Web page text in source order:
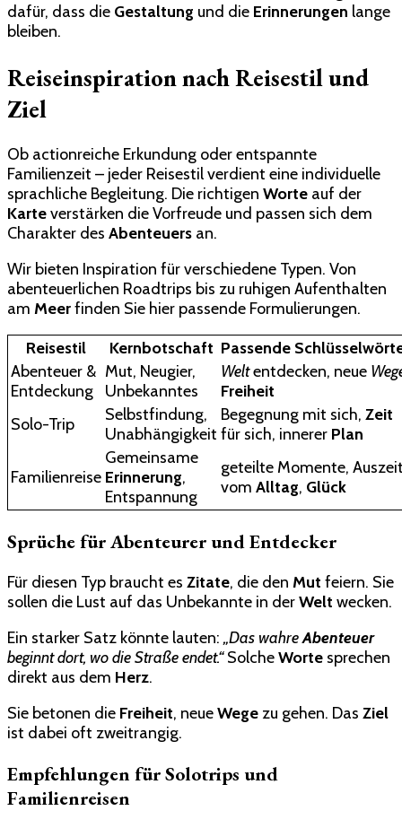
dafür, dass die Gestaltung und die Erinnerungen lange
bleiben.
Reiseinspiration nach Reisestil und
Ziel
Ob actionreiche Erkundung oder entspannte
Familienzeit – jeder Reisestil verdient eine individuelle
sprachliche Begleitung. Die richtigen Worte auf der
Karteverstärken die Vorfreude und passen sich dem
Charakter des Abenteuers an.
Wir bieten Inspiration für verschiedene Typen. Von
abenteuerlichen Roadtrips bis zu ruhigen Aufenthalten
am Meerfinden Sie hier passende Formulierungen.
Reisestil
Kernbotschaft Passende
Abenteuer &
Entdeckung
Mut, Neugier,
Unbekanntes
Weltentdecken, neue
Freiheit
Solo-Trip
Selbstfindung,
Unabhängigkeit
Begegnung mit sich, Zeit
für sich, innerer Plan
Familienreise
Gemeinsame
Erinnerung,
Entspannung
geteilte Momente,
vom Alltag, Glück
Sprüche für Abenteurer und Entdecker
Für diesen Typ braucht es Zitate, die den Mut feiern. Sie
sollen die Lust auf das Unbekannte in derWelt wecken.
Ein starker Satz könnte lauten: „Das wahreAbenteuer
beginnt dort, wo die Straße endet.“SolcheWorte sprechen
direkt aus dem Herz.
Sie betonen die Freiheit, neueWege zu gehen. Das Ziel
ist dabei oft zweitrangig.
Empfehlungen für Solotrips und
Familienreisen